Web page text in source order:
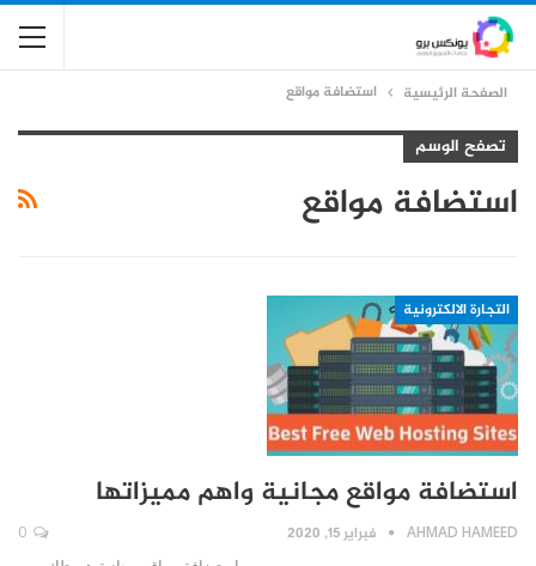
الصفحة الرئيسية استضافة مواقع
تصفح الوسم
استضافة مواقع
التجارة الالكترونية
استضافة مواقع مجانية واهم مميزاتها
AHMAD HAMEED فبراير 15, 2020